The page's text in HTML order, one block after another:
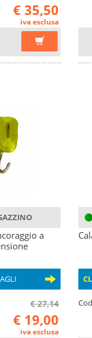
€ 35,50
iva esclusa
a
€ 27,14
€ 19,00
iva esclusa